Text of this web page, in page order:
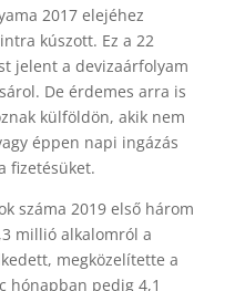
2017 elejéhez
kúszott. Ez a 22
jelent a devizaárfolyam
De érdemes arra is
külföldön, akik nem
éppen napi ingázás
fizetésüket.
száma 2019 első három
millió alkalomról a
megközelítette a
hónapban pedig 4,1